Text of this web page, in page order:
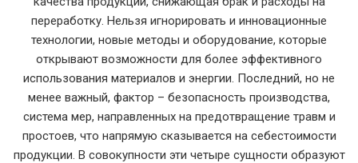
переработку. Нельзя игнорировать и инновационные
технологии, новые методы и оборудование, которые
открывают возможности для более эффективного
использования материалов и энергии. Последний, но не
менее важный, фактор – безопасность производства,
система мер, направленных на предотвращение травм и
простоев, что напрямую сказывается на себестоимости
продукции. В совокупности эти четыре сущности образуют